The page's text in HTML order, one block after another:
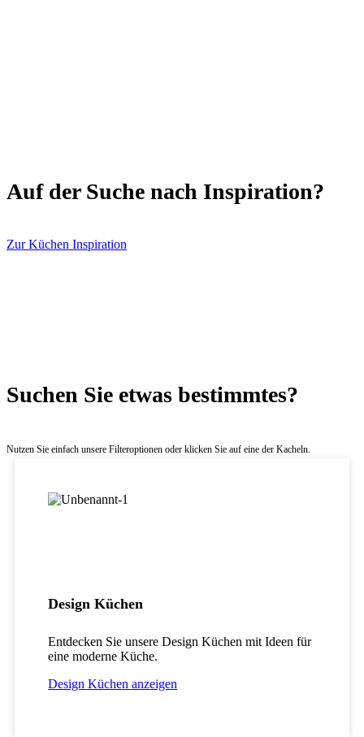
Auf der Suche nach Inspiration?
Zur Küchen Inspiration
Suchen Sie etwas bestimmtes?
Nutzen Sie einfach unsere Filteroptionen oder klicken Sie auf eine der Kacheln.
Design Küchen
Entdecken Sie unsere Design Küchen mit Ideen für
eine moderne Küche.
Design Küchen anzeigen